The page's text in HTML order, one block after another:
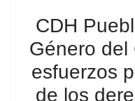
CDH
Género del
esfuerzos
de los